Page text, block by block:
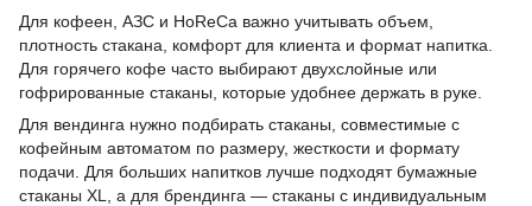
Для кофеен, АЗС и HoReCa важно учитывать объем,
плотность стакана, комфорт для клиента и формат напитка.
Для горячего кофе часто выбирают двухслойные или
гофрированные стаканы, которые удобнее держать в руке.
Для вендинга нужно подбирать стаканы, совместимые с
кофейным автоматом по размеру, жесткости и формату
подачи. Для больших напитков лучше подходят бумажные
стаканы XL, а для брендинга — стаканы с индивидуальным